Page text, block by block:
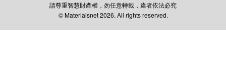
請尊重智慧財產權，勿任意轉載，違者依法必究
© Materialsnet 2026. All rights reserved.